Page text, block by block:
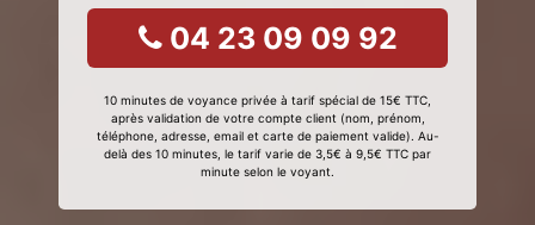
04 23 09 09 92
10 minutes de voyance privée à tarif spécial de 15€ TTC,
après validation de votre compte client (nom, prénom,
téléphone, adresse, email et carte de paiement valide). Au-
delà des 10 minutes, le tarif varie de 3,5€ à 9,5€ TTC par
minute selon le voyant.